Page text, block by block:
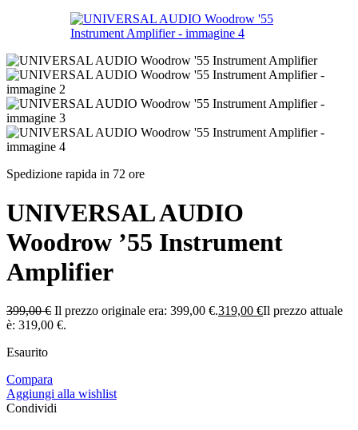
Spedizione rapida in 72 ore
UNIVERSAL AUDIO
Woodrow ’55 Instrument
Amplifier
399,00€ Il prezzo originale era: 399,00 €.319,00 €Il prezzo attuale
è: 319,00 €.
Esaurito
Compara
Aggiungi alla wishlist
Condividi